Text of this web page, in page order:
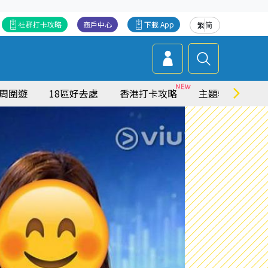
繁简
下載 App
商戶中心
社群打卡攻略
圍遊 18區好去處 香港打卡攻略 主題特集